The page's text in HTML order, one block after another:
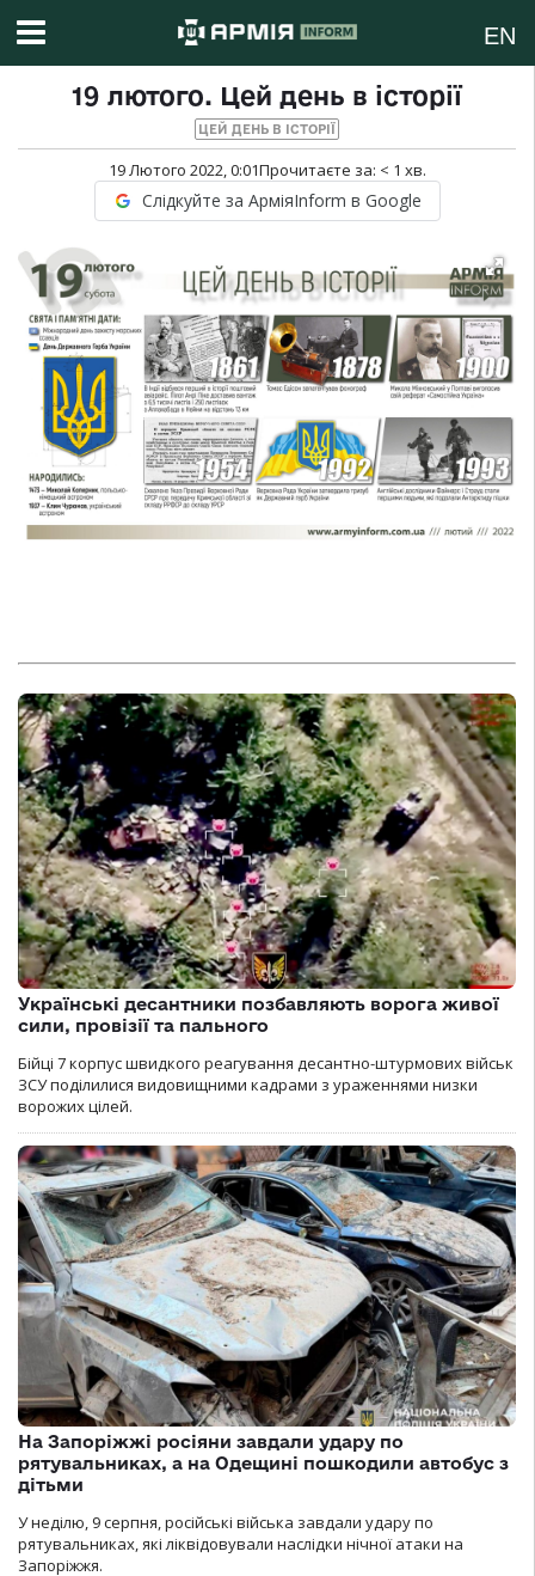
EN
19 лютого. Цей день в історії
ЦЕЙ ДЕНЬ В ІСТОРІЇ
19 Лютого 2022, 0:01Прочитаєте за: < 1 хв.
Слідкуйте за АрміяInform в Google
Українські десантники позбавляють ворога живої
сили, провізії та пального
Бійці 7 корпус швидкого реагування десантно-штурмових військ
ЗСУ поділилися видовищними кадрами з ураженнями низки
ворожих цілей.
На Запоріжжі росіяни завдали удару по
рятувальниках, а на Одещині пошкодили автобус з
дітьми
У неділю, 9 серпня, російські війська завдали удару по
рятувальниках, які ліквідовували наслідки нічної атаки на
Запоріжжя.